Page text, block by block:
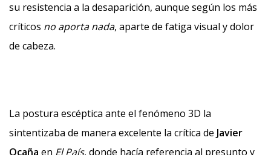
su resistencia a la desaparición, aunque según los más
críticos no aporta nada, aparte de fatiga visual y dolor
de cabeza.
La postura escéptica ante el fenómeno 3D la
sintentizaba de manera excelente la crítica de Javier
Ocaña en El País, donde hacía referencia al presunto y